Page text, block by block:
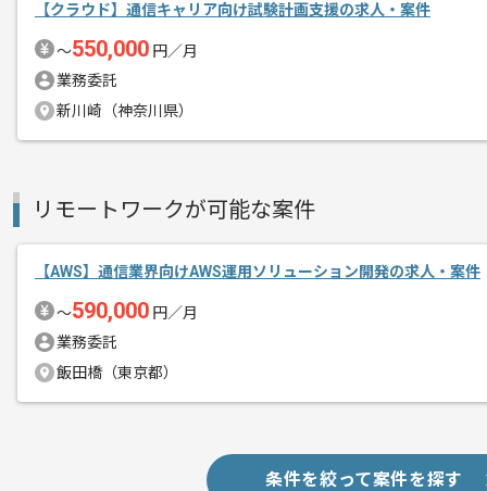
【クラウド】通信キャリア向け試験計画支援の求人・案件
〜550,000 円／月
業務委託
新川崎（神奈川県）
リモートワークが可能な案件
【AWS】通信業界向けAWS運用ソリューション開発の求人・案件
〜590,000 円／月
業務委託
飯田橋（東京都）
条件を絞って案件を探す